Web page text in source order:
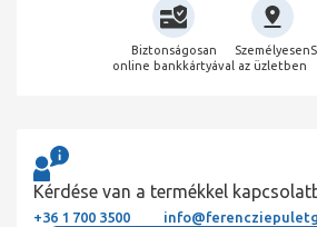
Biztonságosan
online bankkártyával
Személyesen
az üzletben
Kérdése van a termékkel
+36 1 700 3500